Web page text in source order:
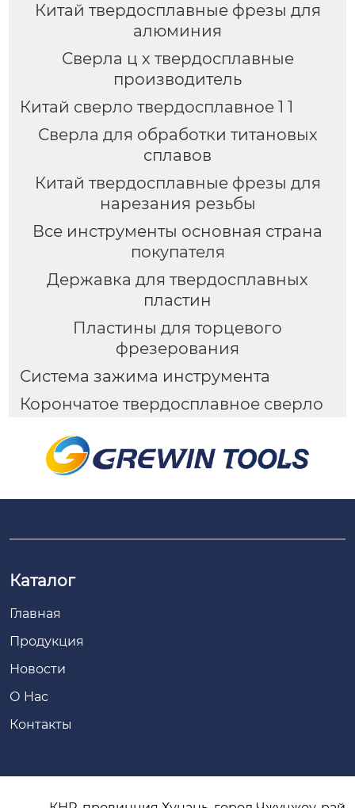
Китай твердосплавные фрезы для
алюминия
Сверла ц х твердосплавные
производитель
Китай сверло твердосплавное 1 1
Сверла для обработки титановых
сплавов
Китай твердосплавные фрезы для
нарезания резьбы
Все инструменты основная страна
покупателя
Державка для твердосплавных
пластин
Пластины для торцевого
фрезерования
Система зажима инструмента
Корончатое твердосплавное сверло
Каталог
Главная
Продукция
Новости
О Hас
Контакты